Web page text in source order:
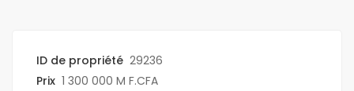
ID de propriété 29236
Prix 1 300 000 M F.CFA